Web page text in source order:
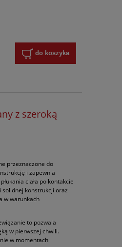
do koszyka
z szeroką
przeznaczone do
i zapewnia
ciała po kontakcie
solidnej konstrukcji oraz
w warunkach
to pozwala
w pierwszej chwili.
w momentach